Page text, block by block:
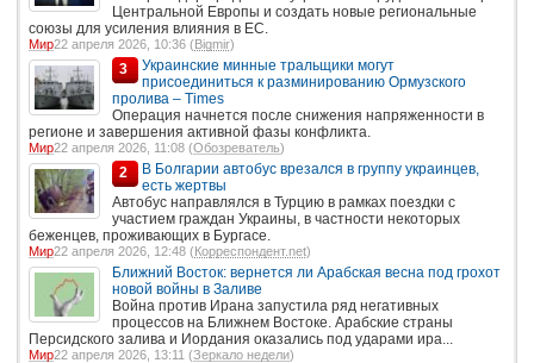
Центральной Европы и создать новые региональные
союзы для усиления влияния в ЕС.
Мир22 апреля 2026, 10:36 (Bigmir)
3
Украинские минные тральщики могут
присоединиться к разминированию Ормузского
пролива – Times
Операция начнется после снижения напряженности в
регионе и завершения активной фазы конфликта.
Мир22 апреля 2026, 11:08 (Обозреватель)
2
В Болгарии автобус врезался в группу украинцев,
есть жертвы
Автобус направлялся в Турцию в рамках поездки с
участием граждан Украины, в частности некоторых
беженцев, проживающих в Бургасе.
Мир22 апреля 2026, 12:48 (Корреспондент.net)
Ближний Восток: вернется ли Арабская весна под грохот
новой войны в Заливе
Война против Ирана запустила ряд негативных
процессов на Ближнем Востоке. Арабские страны
Персидского залива и Иордания оказались под ударами ира...
Мир22 апреля 2026, 13:11 (Зеркало недели)